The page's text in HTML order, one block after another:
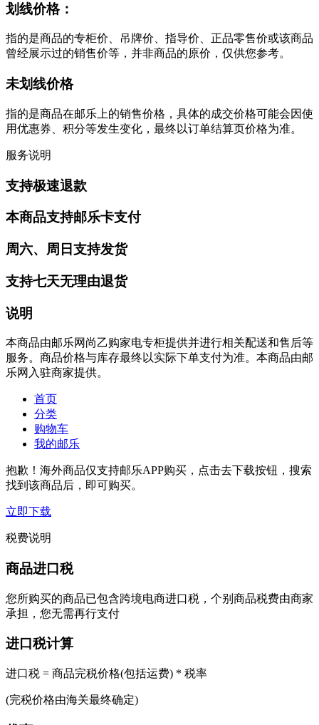
划线价格：
指的是商品的专柜价、吊牌价、指导价、正品零售价或该商品
曾经展示过的销售价等，并非商品的原价，仅供您参考。
未划线价格
指的是商品在邮乐上的销售价格，具体的成交价格可能会因使
用优惠券、积分等发生变化，最终以订单结算页价格为准。
服务说明
支持极速退款
本商品支持邮乐卡支付
周六、周日支持发货
支持七天无理由退货
说明
本商品由邮乐网尚乙购家电专柜提供并进行相关配送和售后等
服务。商品价格与库存最终以实际下单支付为准。本商品由邮
乐网入驻商家提供。
首页
分类
购物车
我的邮乐
抱歉！海外商品仅支持邮乐APP购买，点击去下载按钮，搜索
找到该商品后，即可购买。
立即下载
税费说明
商品进口税
您所购买的商品已包含跨境电商进口税，个别商品税费由商家
承担，您无需再行支付
进口税计算
进口税 = 商品完税价格(包括运费) * 税率
(完税价格由海关最终确定)